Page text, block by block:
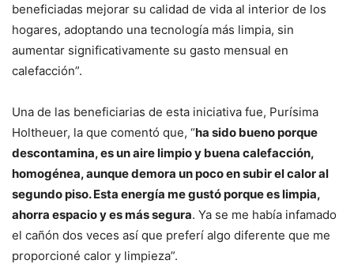
beneficiadas mejorar su calidad de vida al interior de los
hogares, adoptando una tecnología más limpia, sin
aumentar significativamente su gasto mensual en
calefacción”.
Una de las beneficiarias de esta iniciativa fue, Purísima
Holtheuer, la que comentó que, “ha sido bueno porque
descontamina, es un aire limpio y buena calefacción,
homogénea, aunque demora un poco en subir el calor al
segundo piso. Esta energía me gustó porque es limpia,
ahorra espacio y es más segura. Ya se me había infamado
el cañón dos veces así que preferí algo diferente que me
proporcioné calor y limpieza”.